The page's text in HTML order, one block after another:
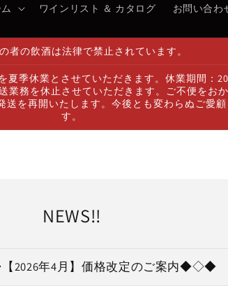
ワインリスト ＆ カタログ お問い合わ
者の飲酒は法律で禁止されています。
夏季休業とさせていただきます。休業期間：
業務を休止させていただきます。ご不便をお
を再開いたします。今後とも変わらぬご愛
す。
NEWS!!
2026年4月】価格改定のご案内◆◇◆